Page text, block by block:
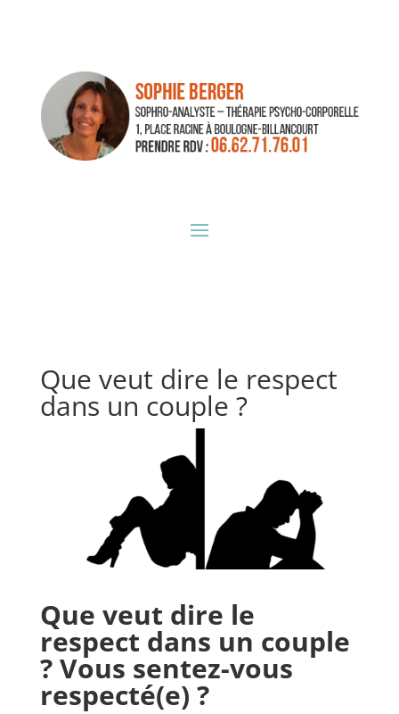
Que veut dire le respect
dans un couple ?
Que veut dire le
respect dans un couple
? Vous sentez-vous
respecté(e) ?